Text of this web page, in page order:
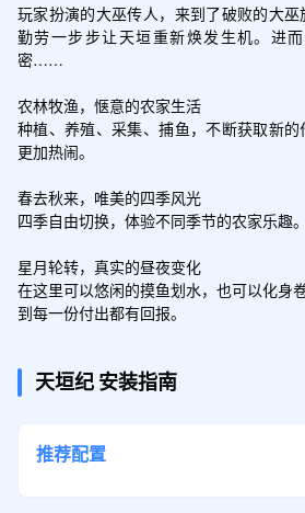
玩家扮演的大巫传人，来到了破败的大
勤劳一步步让天垣重新焕发生机。进
密……
农林牧渔，惬意的农家生活
种植、养殖、采集、捕鱼，不断获取新
更加热闹。
春去秋来，唯美的四季风光
四季自由切换，体验不同季节的农家乐趣。
星月轮转，真实的昼夜变化
在这里可以悠闲的摸鱼划水，也可以化身
到每一份付出都有回报。
天垣纪 安装指南
推荐配置